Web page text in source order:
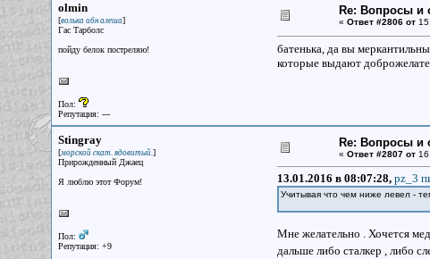
olmin
[волька ибн алеша]
Гас Тарболс
пойду белок постреляю!
Пол:
Репутация: ---
Re: Вопросы и
« Ответ #2806 от
батенька, да вы
которые выдают
Stingray
[морской скат. ядовитый.]
Прирожденный Джаец
Я люблю этот Форум!
Пол:
Репутация: +9
Re: Вопросы и
« Ответ #2807 от
13.01.2016 в 08:07:28, pz_3
Учитывая что чем ниже левел -
Мне желательно . Хочется
дальше либо сталкер , либо